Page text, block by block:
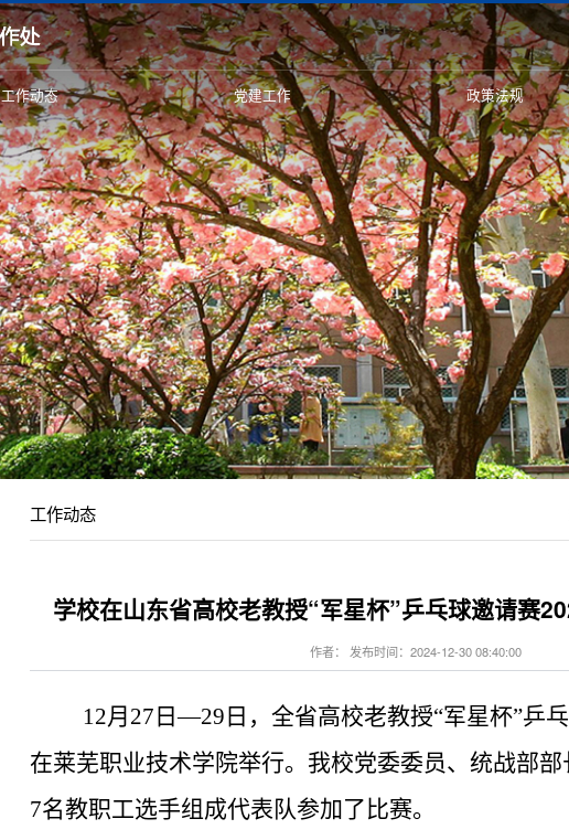
工作动态 党建工作 政策法规
工作动态
学校在山东省高校老教授“军星杯”乒乓球邀请赛
作者： 发布时间：2024-12-30 08:40:00
12月27日—29日，全省高校老教授“军星杯”乒
在莱芜职业技术学院举行。我校党委委员、统战部
7名教职工选手组成代表队参加了比赛。